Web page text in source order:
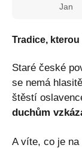
Jan
Tradice,
Staré české
se nemá
štěstí
duchům
A víte, co je na